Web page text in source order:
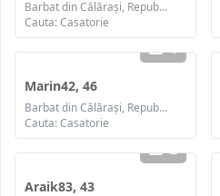
Barbat din Călăraşi, Republica Moldova
Cauta: Casatorie
1
Marin42, 46
Barbat din Călăraşi, Republica Moldova
Cauta: Casatorie
2
Araik83, 43